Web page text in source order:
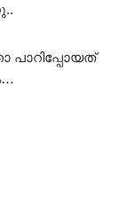
പാറിപ്പോയത്